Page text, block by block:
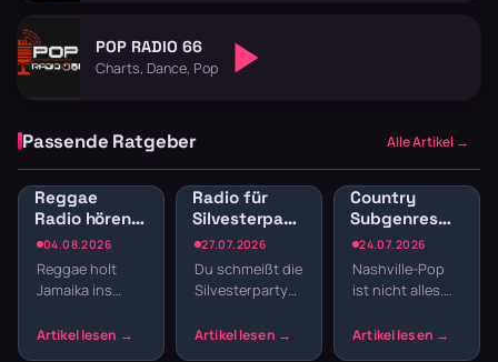
POP RADIO 66
Charts, Dance, Pop
Passende Ratgeber Alle Artikel →
04.08.2026
Reggae
Radio hören:
Jamaican
Vibes und
Dancehall
Reggae holt
Jamaika ins
Der entspannte
27.07.2026
Radio für
Silvesterparty:
Die besten
Sender für
den
Jahreswechsel
Du schmeißt die
Silvesterparty
den ganzen
24.07.2026
Country
Subgenres
Radio:
Bluegrass,
Honky Tonk
Nashville-Pop
ist nicht alles.
Wurzeln, die